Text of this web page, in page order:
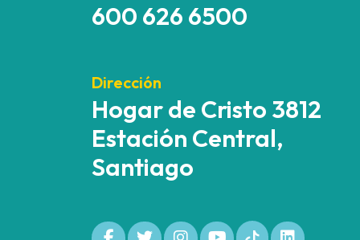
600 626 6500
Dirección
Hogar de Cristo 3812
Estación Central,
Santiago